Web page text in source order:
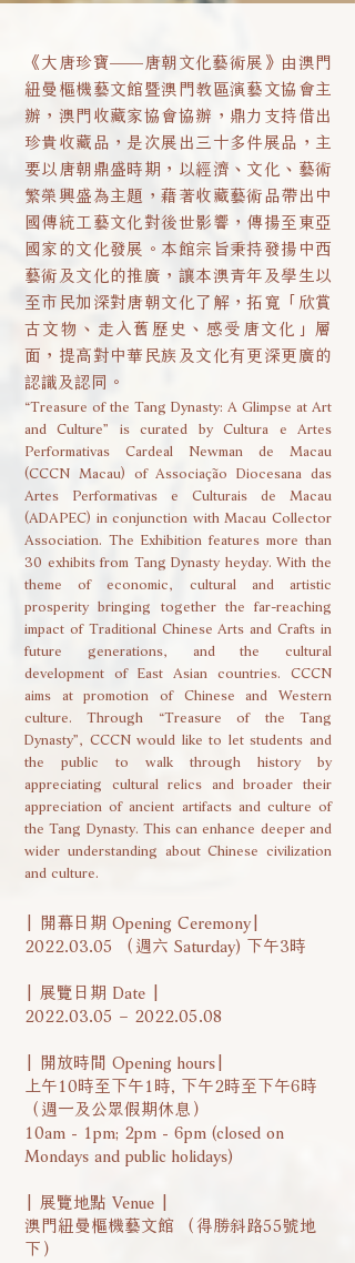
《大唐珍寶——唐朝文化藝術展》由澳門
紐曼樞機藝文館暨澳門教區演藝文協會主
辦，澳門收藏家協會協辦，鼎力支持借出
珍貴收藏品，是次展出三十多件展品，主
要以唐朝鼎盛時期，以經濟、文化、藝術
繁榮興盛為主題，藉著收藏藝術品帶出中
國傳統工藝文化對後世影響，傳揚至東亞
國家的文化發展。本館宗旨秉持發揚中西
藝術及文化的推廣，讓本澳青年及學生以
至市民加深對唐朝文化了解，拓寬「欣賞
古文物、走入舊歷史、感受唐文化」層
面，提高對中華民族及文化有更深更廣的
認識及認同。
“Treasure of the Tang Dynasty: A Glimpse at Art
and Culture” is curated by Cultura e Artes
Performativas Cardeal Newman de Macau
(CCCN Macau) of Associação Diocesana das
Artes Performativas e Culturais de Macau
(ADAPEC) in conjunction with Macau Collector
Association. The Exhibition features more than
30 exhibits from Tang Dynasty heyday. With the
theme of economic, cultural and artistic
prosperity bringing together the far-reaching
impact of Traditional Chinese Arts and Crafts in
future generations, and the cultural
development of East Asian countries. CCCN
aims at promotion of Chinese and Western
culture. Through “Treasure of the Tang
Dynasty”, CCCN would like to let students and
the public to walk through history by
appreciating cultural relics and broader their
appreciation of ancient artifacts and culture of
the Tang Dynasty. This can enhance deeper and
wider understanding about Chinese civilization
and culture.
| 開幕日期 Opening Ceremony|
2022.03.05
（週六 Saturday) 下午3時
| 展覽日期 Date |
2022.03.05 – 2022.05.08
| 開放時間 Opening hours|
上午10時至下午1時, 下午2時至下午6時
（週一及公眾假期休息）
10am - 1pm; 2pm - 6pm (closed on
Mondays and public holidays)
| 展覽地點 Venue |
澳門紐曼樞機藝文館 （得勝斜路55號地
下）